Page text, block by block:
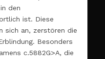
den
ist. Diese
sich an, zerstören die
Besonders
c.5882G>A, die